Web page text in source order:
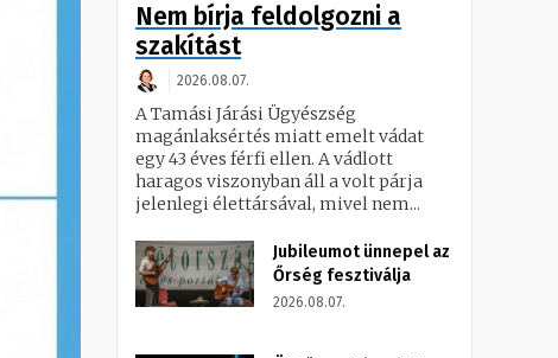
Nem bírja feldolgozni a
szakítást
2026.08.07.
A Tamási Járási Ügyészség
magánlaksértés miatt emelt vádat
egy 43 éves férfi ellen. A vádlott
haragos viszonyban áll a volt párja
jelenlegi élettársával, mivel nem...
Jubileumot ünnepel az
Őrség fesztiválja
2026.08.07.